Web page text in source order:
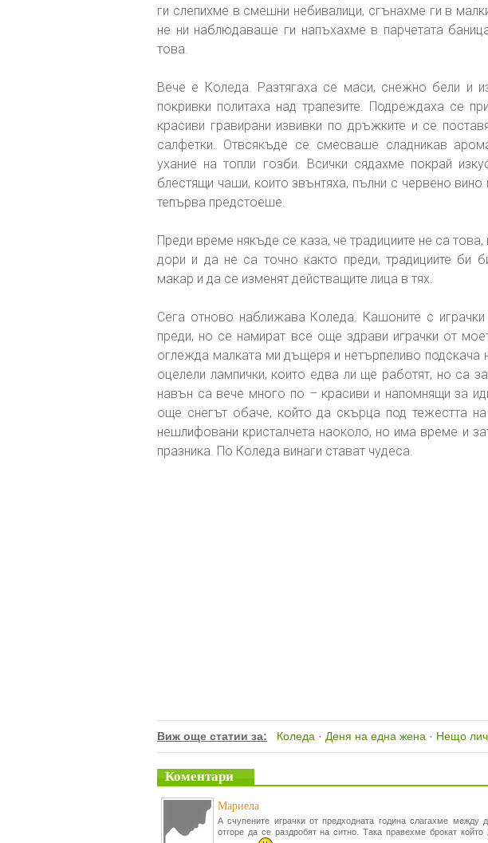
ги слепихме в смешни небивалици, сгънахме ги в
не ни наблюдаваше ги напъхахме в парчетата
това.
Вече е Коледа. Разтягаха се маси, снежно бели и
покривки политаха над трапезите. Подреждаха се
красиви гравирани извивки по дръжките и се
салфетки. Отвсякъде се смесваше сладникав
ухание на топли гозби. Всички сядахме покрай
блестящи чаши, които звънтяха, пълни с червено
тепърва предстоеше.
Преди време някъде се каза, че традициите не са
дори и да не са точно както преди, традициите би
макар и да се изменят действащите лица в тях.
Сега отново наближава Коледа. Кашоните с
преди, но се намират все още здрави играчки от
оглежда малката ми дъщеря и нетърпеливо подскача
оцелели лампички, които едва ли ще работят, но са
навън са вече много по – красиви и напомнящи за
още снегът обаче, който да скърца под тежестта
нешлифовани кристалчета наоколо, но има време и
празника. По Коледа винаги стават чудеса.
Виж още статии за: Коледа · Деня на една жена · Нещо
Коментари
Мариела
А счупените играчки от предходната година слагахме между
отгоре да се раздробят на ситно. Така правехме брокат